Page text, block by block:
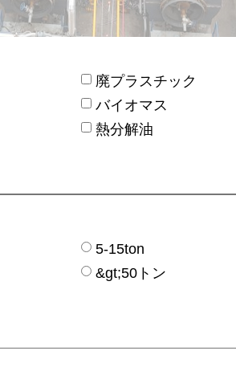
廃プラスチック
バイオマス
熱分解油
5-15ton
&gt;50トン